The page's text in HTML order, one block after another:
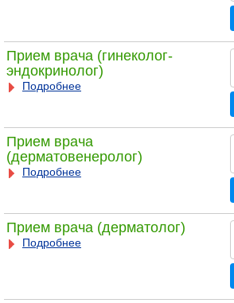
Прием врача (гинеколог-
эндокринолог)
Подробнее
Прием врача
(дерматовенеролог)
Подробнее
Прием врача (дерматолог)
Подробнее